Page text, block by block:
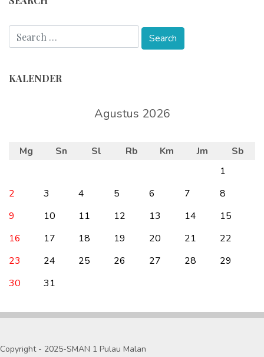
KALENDER
Agustus 2026
Mg Sn Sl Rb Km Jm
Sb
1
2
3 4 5 6 7
8
9
10 11 12 13 14
15
16
17 18 19 20 21
22
23
24 25 26 27 28
29
30
31
Copyright - 2025-SMAN 1 Pulau Malan